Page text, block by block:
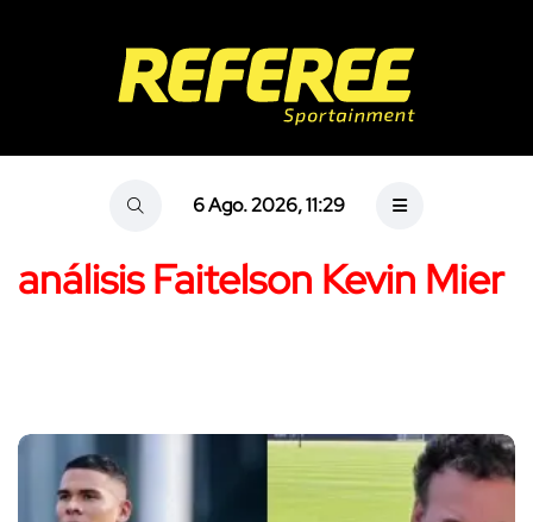
6 Ago. 2026, 11:29
análisis Faitelson Kevin Mier